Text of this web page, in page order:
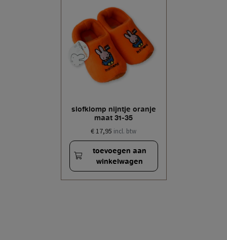
slofklomp nijntje oranje
maat 31-35
€ 17,95 incl. btw
toevoegen aan
winkelwagen